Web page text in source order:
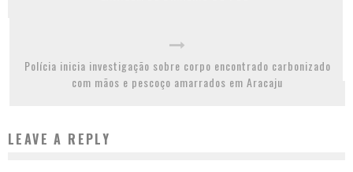
Polícia inicia investigação sobre corpo encontrado carbonizado
com mãos e pescoço amarrados em Aracaju
LEAVE A REPLY